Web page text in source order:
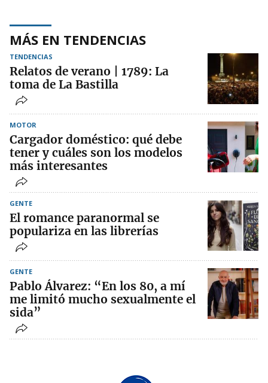
MÁS EN TENDENCIAS
TENDENCIAS
Relatos de verano | 1789: La
toma de La Bastilla
MOTOR
Cargador doméstico: qué debe
tener y cuáles son los modelos
más interesantes
GENTE
El romance paranormal se
populariza en las librerías
GENTE
Pablo Álvarez: “En los 80, a mí
me limitó mucho sexualmente el
sida”